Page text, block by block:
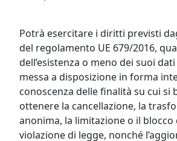
Potrà esercitare i diritti previsti
del regolamento UE 679/2016,
dell’esistenza o meno dei suoi
messa a disposizione in forma
conoscenza delle finalità su cui si
ottenere la cancellazione, la
anonima, la limitazione o il
violazione di legge, nonché